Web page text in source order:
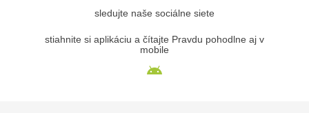
sledujte naše sociálne siete
stiahnite si aplikáciu a čítajte Pravdu pohodlne aj v
mobile